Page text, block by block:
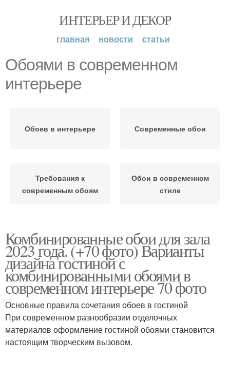
ИНТЕРЬЕР И ДЕКОР
главная новости статьи
Обоями в современном
интерьере
Обоев в интерьере Современные обои
Требования к
современным обоям
Обои в современном
стиле
Комбинированные обои для зала
2023 года. (+70 фото) Варианты
дизайна гостиной с
комбинированными обоями в
современном интерьере 70 фото
Основные правила сочетания обоев в гостиной
При современном разнообразии отделочных
материалов оформление гостиной обоями становится
настоящим творческим вызовом.